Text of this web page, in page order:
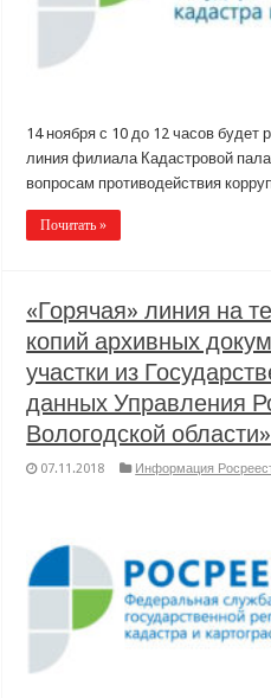
14 ноября с 10 до 12 часов будет
линия филиала Кадастровой
вопросам противодействия
Почитать »
«Горячая» линия на
копий архивных
участки из
данных Управления
Вологодской области»
07.11.2018 Информация